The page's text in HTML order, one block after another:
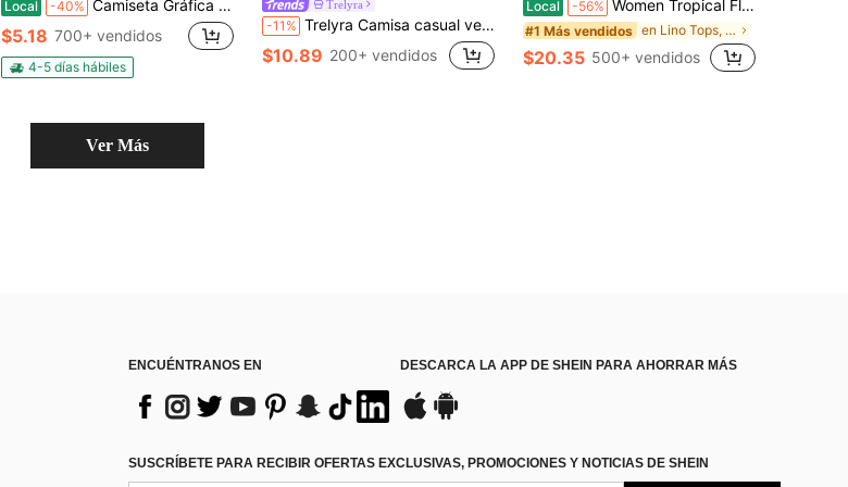
Local -40% Camiseta Gráfica de Útiles Escolares de Dibujos Animados Lindos Estilo Preppy para Maestro y Estudiante Camiseta de Regreso a la Escuela de Jardín de Niños con Gráfico de Manzana Sonriente Crayón y Lápiz Ropa
$5.18 700+ vendidos
4-5 días hábiles
Trelyra
-11% Trelyra Camisa casual versátil de uso diario con estampado floral para mujer
$10.89 200+ vendidos
Local -56% Women Tropical Floral Allover Print Notched V Neck Blouse, Half Wooden Button Flounce 3/4 Ruffle Sleeve Loose Casual Summer Daily Top
#1 Más vendidos en Lino Tops, blusas y camisetas de mujer
$20.35 500+ vendidos
Ver Más
ENCUÉNTRANOS EN DESCARCA LA APP DE SHEIN PARA AHORRAR MÁS
SUSCRÍBETE PARA RECIBIR OFERTAS EXCLUSIVAS, PROMOCIONES Y NOTICIAS DE SHEIN